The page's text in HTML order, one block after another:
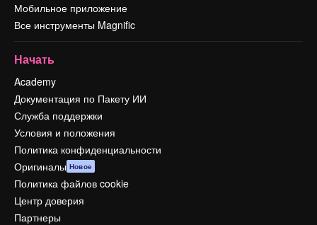
Мобильное приложение
Все инструменты Magnific
Начать
Academy
Документация по Пакету ИИ
Служба поддержки
Условия и положения
Политика конфиденциальности
Оригиналы Новое
Политика файлов cookie
Центр доверия
Партнеры